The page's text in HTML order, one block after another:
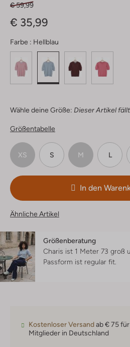
€ 59,99
€ 35,99
Farbe : Hellblau
Wähle deine Größe: Dieser Artikel
Größentabelle
XS S M L
In den
Ähnliche Artikel
Größenberatung
Charis ist 1 Meter 73 groß
Passform ist regular fit
Kostenloser Versandab € 75
Mitglieder in Deutschland